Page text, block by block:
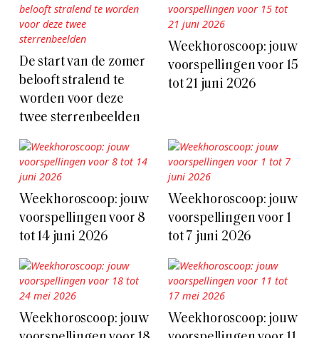
De start van de zomer
belooft stralend te
worden voor deze
twee sterrenbeelden
Weekhoroscoop: jouw
voorspellingen voor 15
tot 21 juni 2026
Weekhoroscoop: jouw
voorspellingen voor 8
tot 14 juni 2026
Weekhoroscoop: jouw
voorspellingen voor 1
tot 7 juni 2026
Weekhoroscoop: jouw
Weekhoroscoop: jouw